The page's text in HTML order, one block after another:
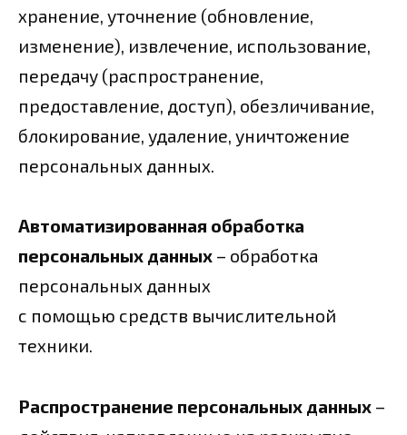
хранение, уточнение (обновление,
изменение), извлечение, использование,
передачу (распространение,
предоставление, доступ), обезличивание,
блокирование, удаление, уничтожение
персональных данных.
Автоматизированная обработка
персональных данных – обработка
персональных данных
с помощью средств вычислительной
техники.
Распространение персональных данных –